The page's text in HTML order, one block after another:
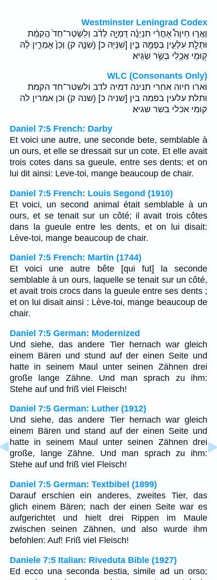
Westminster Leningrad Codex
וַאֲר֣וּ חֵיוָה֩ אָחֳרִ֨י תִנְיָנָ֜ה דָּמְיָ֣ה לְדֹ֗ב וְלִשְׂטַר־חַד֙ הֳקִמַ֔ת
וּתְלָ֥ת עִלְעִ֛ין בְּפֻמַּ֖הּ בֵּ֣ין [שִׁנַּיַּהּ כ] (שִׁנַּ֑הּ ק) וְכֵן֙ אָמְרִ֣ין לַ֔הּ
ק֥וּמִֽי אֲכֻ֖לִי בְּשַׂ֥ר שַׂגִּֽיא׃
WLC (Consonants Only)
וארו חיוה אחרי תנינה דמיה לדב ולשטר־חד הקמת
ותלת עלעין בפמה בין [שניה כ] (שנה ק) וכן אמרין לה
קומי אכלי בשר שגיא׃
Daniel 7:5 French: Darby
Et voici une autre, une seconde bete, semblable à
un ours, et elle se dressait sur un cote. Et elle avait
trois cotes dans sa gueule, entre ses dents; et on
lui dit ainsi: Leve-toi, mange beaucoup de chair.
Daniel 7:5 French: Louis Segond (1910)
Et voici, un second animal était semblable à un
ours, et se tenait sur un côté; il avait trois côtes
dans la gueule entre les dents, et on lui disait:
Lève-toi, mange beaucoup de chair.
Daniel 7:5 French: Martin (1744)
Et voici une autre bête [qui fut] la seconde
semblable à un ours, laquelle se tenait sur un côté,
et avait trois crocs dans la gueule entre ses dents ;
et on lui disait ainsi : Lève-toi, mange beaucoup de
chair.
Daniel 7:5 German: Modernized
Und siehe, das andere Tier hernach war gleich
einem Bären und stund auf der einen Seite und
hatte in seinem Maul unter seinen Zähnen drei
große lange Zähne. Und man sprach zu ihm:
Stehe auf und friß viel Fleisch!
Daniel 7:5 German: Luther (1912)
Und siehe, das andere Tier hernach war gleich
einem Bären und stand auf der einen Seite und
hatte in seinem Maul unter seinen Zähnen drei
große, lange Zähne. Und man sprach zu ihm:
Stehe auf und friß viel Fleisch!
Daniel 7:5 German: Textbibel (1899)
Darauf erschien ein anderes, zweites Tier, das
glich einem Bären; nach der einen Seite war es
aufgerichtet und hielt drei Rippen im Maule
zwischen seinen Zähnen, und also wurde ihm
befohlen: Auf! Friß viel Fleisch!
Daniele 7:5 Italian: Riveduta Bible (1927)
Ed ecco una seconda bestia, simile ad un orso;